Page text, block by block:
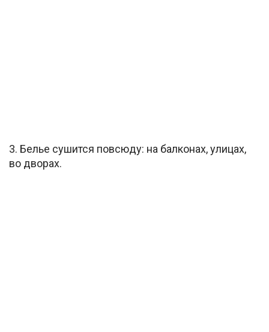
3. Белье сушится повсюду: на балконах, улицах,
во дворах.